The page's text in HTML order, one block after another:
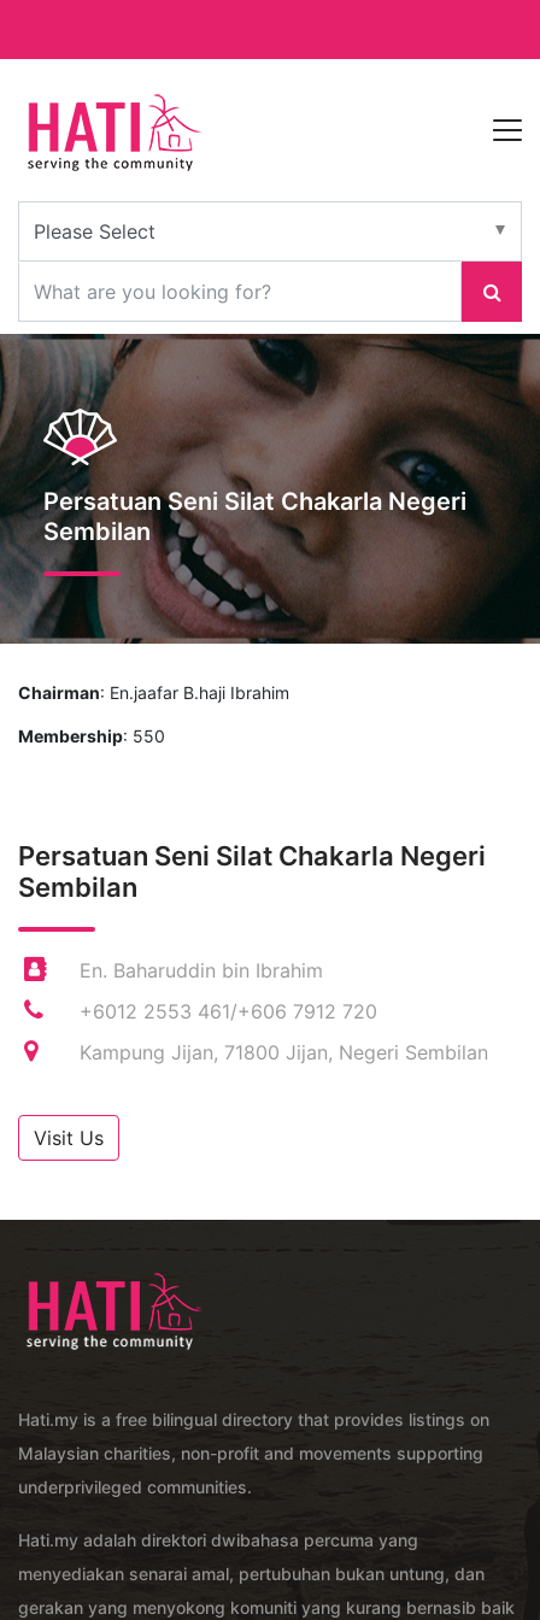
Persatuan Seni Silat Chakarla Negeri
Sembilan
Chairman: En.jaafar B.haji Ibrahim
Membership: 550
Persatuan Seni Silat Chakarla Negeri
Sembilan
En. Baharuddin bin Ibrahim
+6012 2553 461/+606 7912 720
Kampung Jijan, 71800 Jijan, Negeri Sembilan
Visit Us
Hati.my is a free bilingual directory that provides listings on
Malaysian charities, non-profit and movements supporting
underprivileged communities.
Hati.my adalah direktori dwibahasa percuma yang
menyediakan senarai amal, pertubuhan bukan untung, dan
gerakan yang menyokong komuniti yang kurang bernasib baik